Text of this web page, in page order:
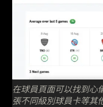
在球員頁面可以找到心
張不同級別球員卡等其